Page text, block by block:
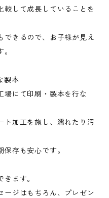
較して成長していることを
できるので、お子様が見え
製本
場にて印刷・製本を行な
ト加工を施し、濡れたり汚
存も安心です。
ます。
ージはもちろん、プレゼン